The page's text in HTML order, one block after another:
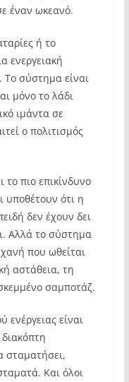
έναν ωκεανό.
ή το
ενεργειακή
σύστημα είναι
μόνο το λάδι
ιμάντα σε
ο πολιτισμός
πιο επικίνδυνο
υποθέτουν ότι η
δεν έχουν δει
Αλλά το σύστημα
που ωθείται
αστάθεια, τη
σαμποτάζ.
είναι
σταματήσει,
Και όλοι